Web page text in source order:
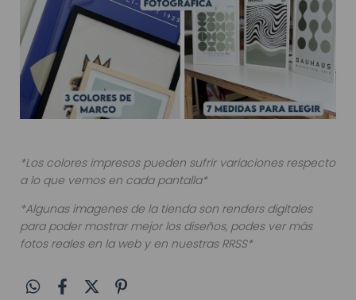
*Los colores impresos pueden sufrir variaciones respecto
a lo que vemos en cada pantalla*
*Algunas imagenes de la tienda son renders digitales
para poder mostrar mejor los diseños, podes ver más
fotos reales en la web y en nuestras RRSS*